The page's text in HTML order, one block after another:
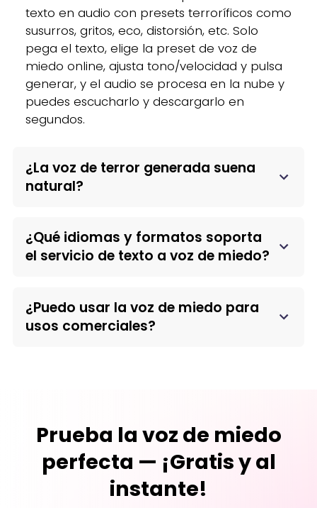
texto en audio con presets terroríficos como
susurros, gritos, eco, distorsión, etc. Solo
pega el texto, elige la preset de voz de
miedo online, ajusta tono/velocidad y pulsa
generar, y el audio se procesa en la nube y
puedes escucharlo y descargarlo en
segundos.
¿La voz de terror generada suena
natural?
¿Qué idiomas y formatos soporta
el servicio de texto a voz de miedo?
¿Puedo usar la voz de miedo para
usos comerciales?
Prueba la voz de miedo
perfecta — ¡Gratis y al
instante!